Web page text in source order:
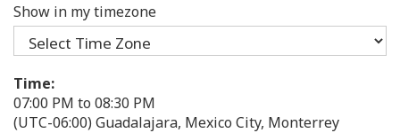
Show in my timezone
Time:
07:00 PM to 08:30 PM
(UTC-06:00) Guadalajara, Mexico City, Monterrey